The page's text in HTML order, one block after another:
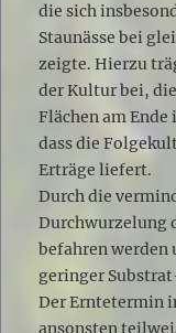
die sich
Staunässe bei
zeigte. Hierzu
der Kultur bei,
Flächen am
dass die
Erträge liefert.
Durch die
Durchwurzelung
befahren werden
geringer
Der Erntetermin
ansonsten